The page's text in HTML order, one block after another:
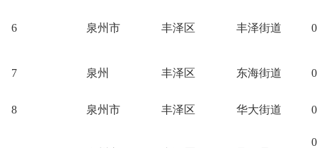
6 泉州市 丰泽区 丰泽街道
7 泉州 丰泽区 东海街道
8 泉州市 丰泽区 华大街道